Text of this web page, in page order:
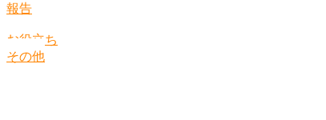
報告
お役立ち
その他